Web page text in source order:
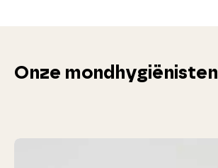
Onze mondhygiënisten